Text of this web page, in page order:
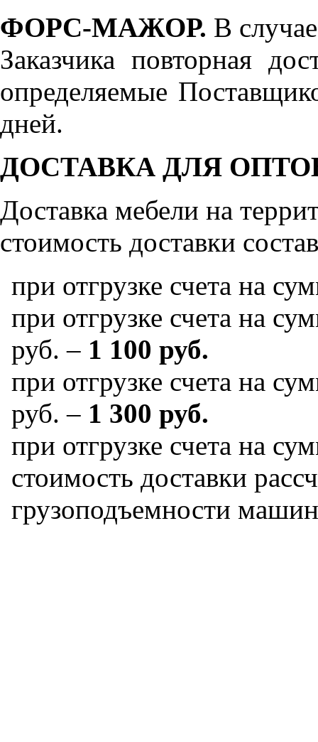
ФОРС-МАЖОР. В
Заказчика повторная
определяемые
дней.
ДОСТАВКА ДЛЯ
Доставка мебели на
стоимость доставки
при отгрузке счета на
при отгрузке счета на
руб. – 1 100 руб.
при отгрузке счета на
руб. – 1 300 руб.
при отгрузке счета на
стоимость доставки
грузоподъемности